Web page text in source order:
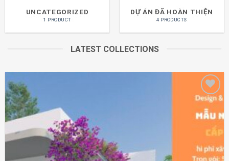
UNCATEGORIZED
1 PRODUCT
DỰ ÁN ĐÃ HOÀN THIỆN
4 PRODUCTS
LATEST COLLECTIONS